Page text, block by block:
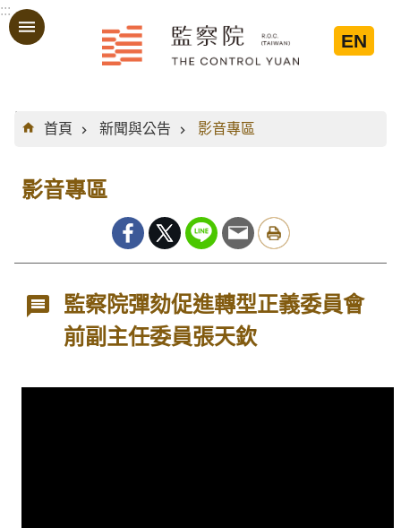
跳到主要內容區塊
:::
EN
:::
首頁
新聞與公告 影音專區
影音專區
監察院彈劾促進轉型正義委員會
前副主任委員張天欽